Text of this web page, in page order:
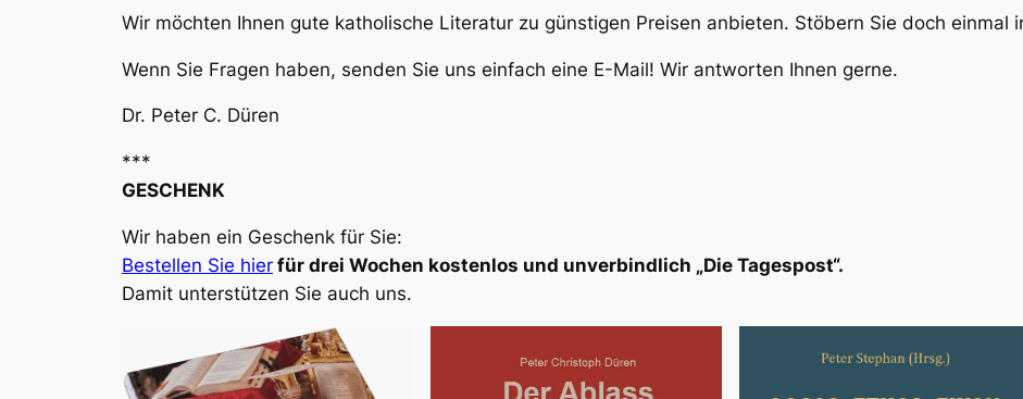
Wir möchten Ihnen gute katholische Literatur zu günstigen Preisen anbieten. Stöbern Sie doch einmal
Wenn Sie Fragen haben, senden Sie uns einfach eine E-Mail! Wir antworten Ihnen gerne.
Dr. Peter C. Düren
***
GESCHENK
Wir haben ein Geschenk für Sie:
Bestellen Sie hier für drei Wochen kostenlos und unverbindlich „Die Tagespost“.
Damit unterstützen Sie auch uns.